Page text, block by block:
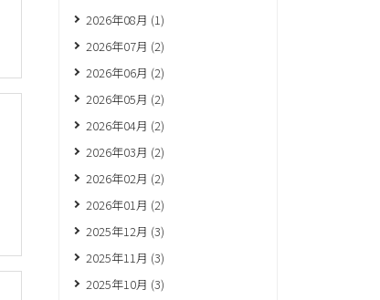
2026年08月 (1)
2026年07月 (2)
2026年06月 (2)
2026年05月 (2)
2026年04月 (2)
2026年03月 (2)
2026年02月 (2)
2026年01月 (2)
2025年12月 (3)
2025年11月 (3)
2025年10月 (3)